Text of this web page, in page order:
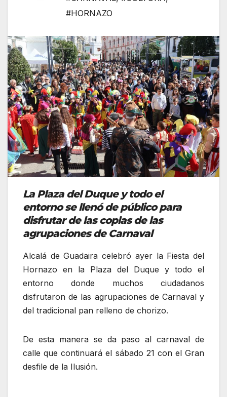
#HORNAZO
La Plaza del Duque y todo el
entorno se llenó de público para
disfrutar de las coplas de las
agrupaciones de Carnaval
Alcalá de Guadaira celebró ayer la Fiesta del
Hornazo en la Plaza del Duque y todo el
entorno donde muchos ciudadanos
disfrutaron de las agrupaciones de Carnaval y
del tradicional pan relleno de chorizo.
De esta manera se da paso al carnaval de
calle que continuará el sábado 21 con el Gran
desfile de la Ilusión.